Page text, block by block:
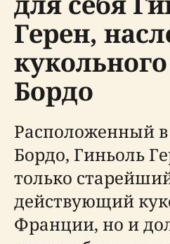
Герен,
Бордо
Расположенный
Бордо, Гиньоль
только
действующий
Франции, но и